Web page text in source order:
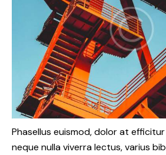
Phasellus euismod, dolor at
neque nulla viverra lectus, varius